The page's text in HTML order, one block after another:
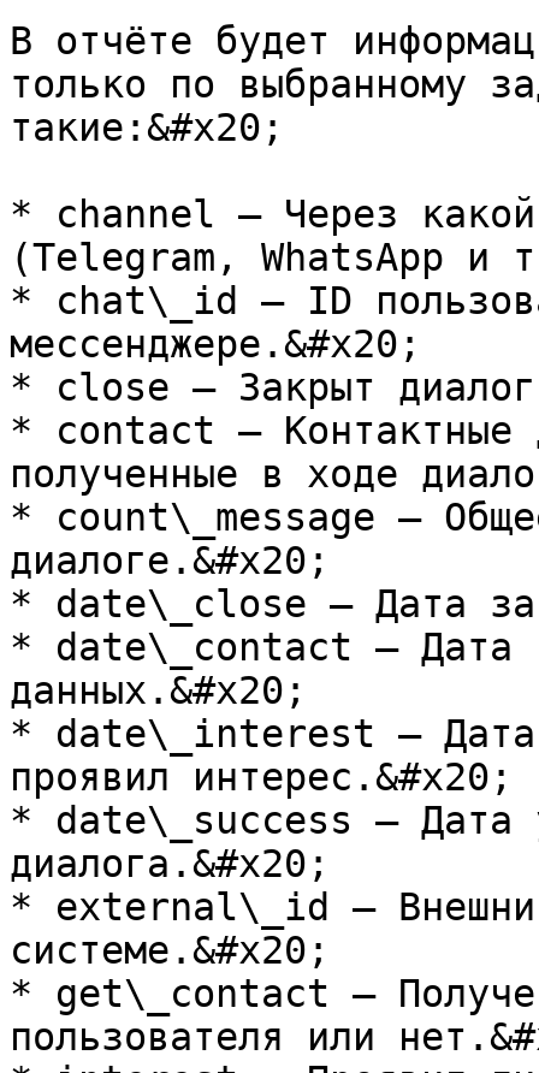
В отчёте будет
только по выбранному
такие:&#x20;
* channel — Через
(Telegram, WhatsApp
* chat\_id — ID
мессенджере.&#x20;
* close — Закрыт
* contact — Контактные
полученные в ходе
* count\_message —
диалоге.&#x20;
* date\_close — Дата
* date\_contact — Дата
данных.&#x20;
* date\_interest — Дата,
проявил интерес.&#x20;
* date\_success — Дата
диалога.&#x20;
* external\_id —
системе.&#x20;
* get\_contact —
пользователя или